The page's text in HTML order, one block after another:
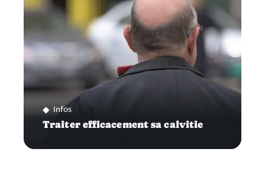
Infos
Traiter efficacement sa calvitie